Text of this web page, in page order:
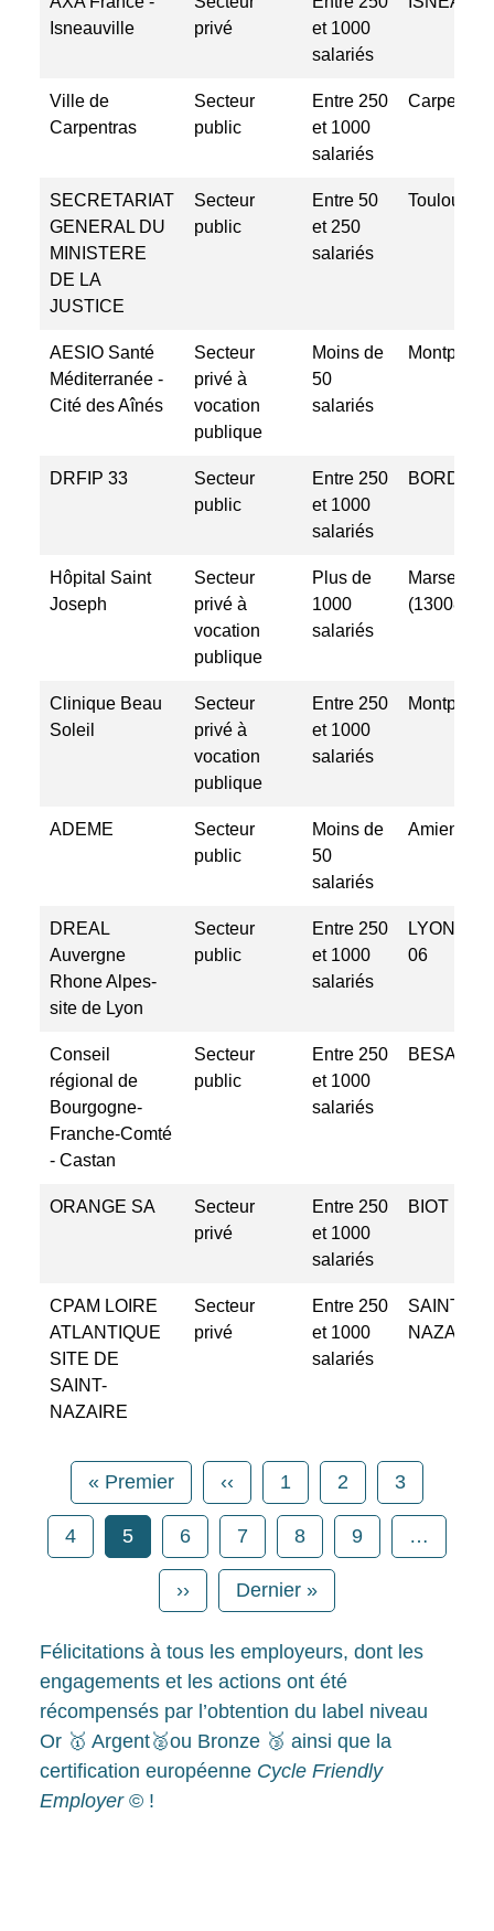
Isneauville
privé
et 1000
salariés
Ville de
Carpentras
Secteur
public
Entre 250
et 1000
salariés
Carpentras
SECRETARIAT
GENERAL DU
MINISTERE
DE LA
JUSTICE
Secteur
public
Entre 50
et 250
salariés
Toulouse
AESIO Santé
Méditerranée -
Cité des Aînés
Secteur
privé à
vocation
publique
Moins de
50
salariés
Montpellier
DRFIP 33
Secteur
public
Entre 250
et 1000
salariés
Hôpital Saint
Joseph
Secteur
privé à
vocation
publique
Plus de
1000
salariés
Marseille
(13008)
Clinique Beau
Soleil
Secteur
privé à
vocation
publique
Entre 250
et 1000
salariés
Montpellier
ADEME
Secteur
public
Moins de
50
salariés
Amiens
DREAL
Auvergne
Rhone Alpes-
site de Lyon
Secteur
public
Entre 250
et 1000
salariés
LYON
06
Conseil
régional de
Bourgogne-
Franche-Comté
- Castan
Secteur
public
Entre 250
et 1000
salariés
ORANGE SA
Secteur
privé
Entre 250
et 1000
salariés
BIOT
CPAM LOIRE
ATLANTIQUE
SITE DE
SAINT-
NAZAIRE
Secteur
privé
Entre 250
et 1000
salariés
SAINT-
NAZAIRE
Pagination
Première page
« Premier Page précédente
‹‹ Page
1 Page
2 Page
3
Page
4 Page
5 Page
6 Page
7 Page
8 Page
9 …
Page suivante
›› Dernière page
Dernier »
Félicitations à tous les employeurs, dont les
engagements et les actions ont été
récompensés par l’obtention du label niveau
Or 🥇 Argent🥈ou Bronze 🥉 ainsi que la
certification européenne Cycle Friendly
Employer© !